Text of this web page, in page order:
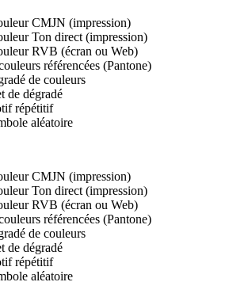
CMJN (impression)
Ton direct (impression)
RVB (écran ou Web)
référencées (Pantone)
de couleurs
de dégradé
répétitif
aléatoire
CMJN (impression)
Ton direct (impression)
RVB (écran ou Web)
référencées (Pantone)
de couleurs
de dégradé
répétitif
aléatoire